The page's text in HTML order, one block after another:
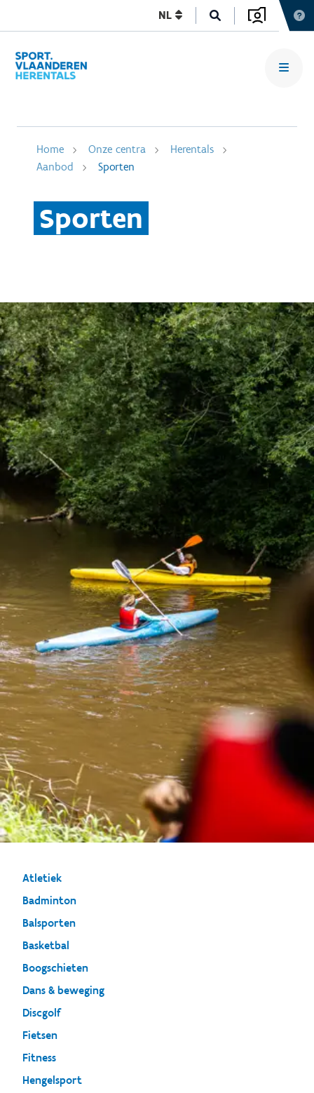
NL
Home Onze centra
Herentals
Aanbod
Sporten
Sporten
Atletiek
Badminton
Balsporten
Basketbal
Boogschieten
Dans & beweging
Discgolf
Fietsen
Fitness
Hengelsport